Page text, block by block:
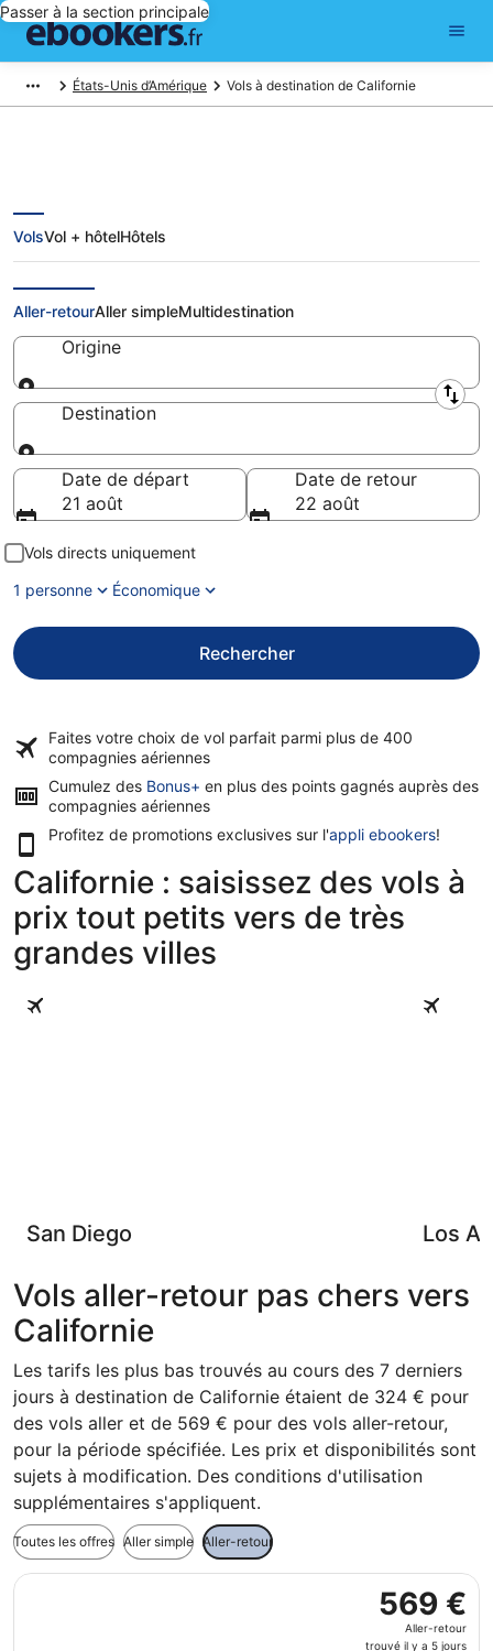
Passer à la section principale
États-Unis d’Amérique Vols à destination de Californie
Vols Californie: réserver un billet
d'avion pas cher
VolsVol + hôtelHôtels
Aller-retourAller simpleMultidestination
Origine
Origine
Destination
Destination
Date de départ
21 août
Date de retour
22 août
Vols directs uniquement
1 personne
Économique
Rechercher
Faites votre choix de vol parfait parmi plus de 400
compagnies aériennes
Cumulez des Bonus+ en plus des points gagnés auprès des
compagnies aériennes
Profitez de promotions exclusives sur l'appli ebookers!
Californie : saisissez des vols à
prix tout petits vers de très
grandes villes
San Diego
San Diego
Los
Los
Vols aller-retour pas chers vers
Californie
Les tarifs les plus bas trouvés au cours des 7 derniers
jours à destination de Californie étaient de 324 € pour
des vols aller et de 569 € pour des vols aller-retour,
pour la période spécifiée. Les prix et disponibilités sont
sujets à modification. Des conditions d'utilisation
supplémentaires s'appliquent.
Toutes les offres Aller simple Aller-retour
569 €
Aller-
retour,
569 €
Aller-retour
trouvé il y a 5 jours
Sélectionner le vol Iberia, décollant le lun 1 févr. de